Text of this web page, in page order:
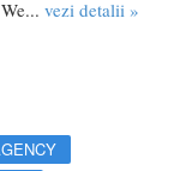
vezi detalii »